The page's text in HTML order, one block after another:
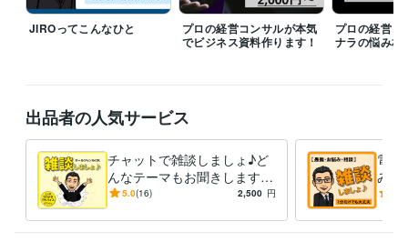
技術士補（機械部門） 取得年 : 2011年
色彩検定２級 取得年 : 2009年
く伝わりやすいパワポ作成のコツ・技
析5ステップ
経営 ビジネス パワポ ppt パワーポイント
ココナラのコンサル
コンサル
プレゼン 図解 分析
学習指導・資格・キャリア相談
高年収になるための転職ぶっちゃけ
トーク 出費を抑えて英語が喋れる子に育てる方法
転職 キャリア 年収UP 高年収 稼ぎ方 外資系コンサル
就職
JIROってこんなひと
プロの経営コンサルが本気
でビジネス資料作ります！
プロの経営コ
ナラの悩み相
出品者の人気サービス
チャットで雑談しましょ♪ど
んなテーマもお聞きします
お悩み相談も歓迎！プロコン
スも！
5.0(16) 2,500 円
電話
み・
愚痴
しま